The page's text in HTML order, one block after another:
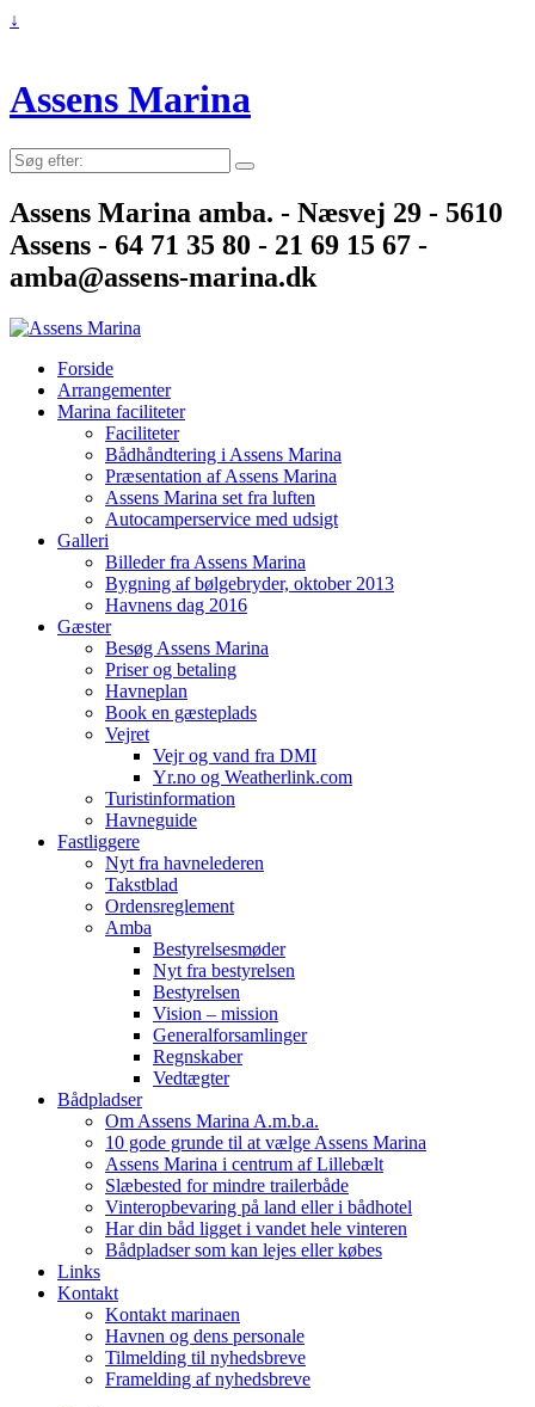
↓
Assens Marina
Søg
efter:
Assens Marina amba. - Næsvej 29 - 5610
Assens - 64 71 35 80 - 21 69 15 67 -
amba@assens-marina.dk
Forside
Arrangementer
Marina faciliteter
Faciliteter
Bådhåndtering i Assens Marina
Præsentation af Assens Marina
Assens Marina set fra luften
Autocamperservice med udsigt
Galleri
Billeder fra Assens Marina
Bygning af bølgebryder, oktober 2013
Havnens dag 2016
Gæster
Besøg Assens Marina
Priser og betaling
Havneplan
Book en gæsteplads
Vejret
Vejr og vand fra DMI
Yr.no og Weatherlink.com
Turistinformation
Havneguide
Fastliggere
Nyt fra havnelederen
Takstblad
Ordensreglement
Amba
Bestyrelsesmøder
Nyt fra bestyrelsen
Bestyrelsen
Vision – mission
Generalforsamlinger
Regnskaber
Vedtægter
Bådpladser
Om Assens Marina A.m.b.a.
10 gode grunde til at vælge Assens Marina
Assens Marina i centrum af Lillebælt
Slæbested for mindre trailerbåde
Vinteropbevaring på land eller i bådhotel
Har din båd ligget i vandet hele vinteren
Bådpladser som kan lejes eller købes
Links
Kontakt
Kontakt marinaen
Havnen og dens personale
Tilmelding til nyhedsbreve
Framelding af nyhedsbreve